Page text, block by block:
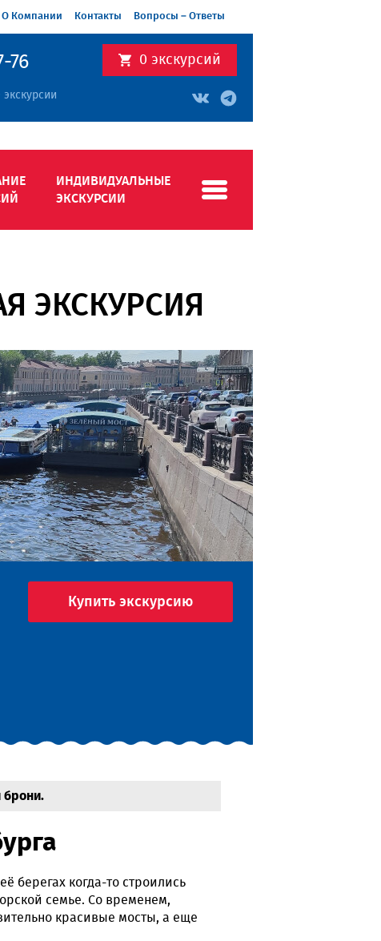
О Компании Контакты Вопросы – Ответы
76 0 экскурсий
ИНДИВИДУАЛЬНЫЕ
ЭКСКУРСИИ
ЭКСКУРСИЯ
Купить экскурсию
брони.
берегах когда-то строились
семье. Со временем,
красивые мосты, а еще